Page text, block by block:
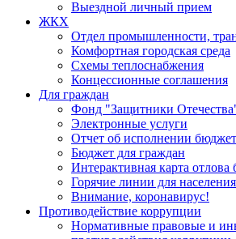
Выездной личный прием
ЖКХ
Отдел промышленности,
Комфортная городская среда
Схемы теплоснабжения
Концессионные соглашения
Для граждан
Фонд "Защитники
Электронные услуги
Отчет об исполнении
Бюджет для граждан
Интерактивная карта
Горячие линии для населения
Внимание, коронавирус!
Противодействие коррупции
Нормативные правовые и